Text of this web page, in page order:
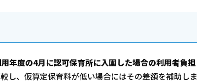
年度の4月に認可保育所に入園した場合の利用者負担
し、仮算定保育料が低い場合にはその差額を補助しま